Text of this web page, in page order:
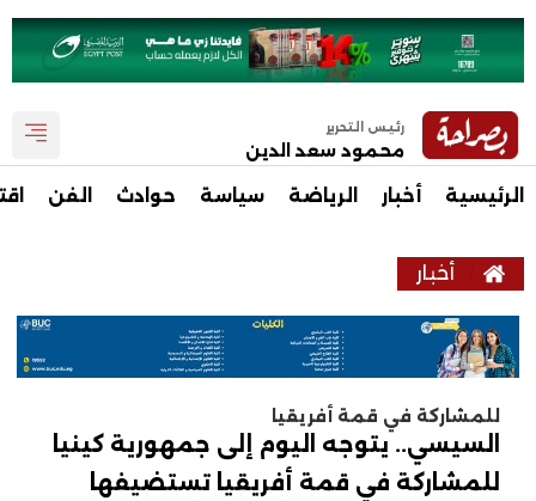
رئيس التحرير
محمود سعد الدين
الرئيسية أخبار الرياضة سياسة حوادث الفن
أخبار
للمشاركة في قمة أفريقيا
السيسي.. يتوجه اليوم إلى جمهورية كينيا
للمشاركة في قمة أفريقيا تستضيفها